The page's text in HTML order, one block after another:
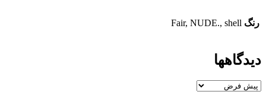
رنگ Fair, NUDE., shell
دیدگاهها